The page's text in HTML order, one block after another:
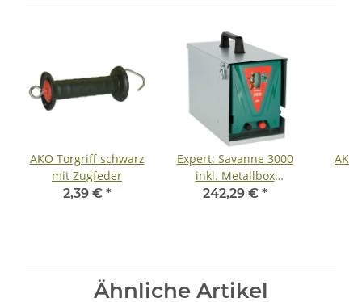
AKO Torgriff schwarz
mit Zugfeder
2,39 € *
Expert: Savanne 3000
inkl. Metallbox
Weidezaungerät - 4,5
242,29 € *
Ähnliche Artikel